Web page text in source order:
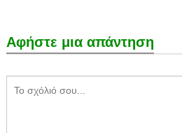
Αφήστε μια απάντηση